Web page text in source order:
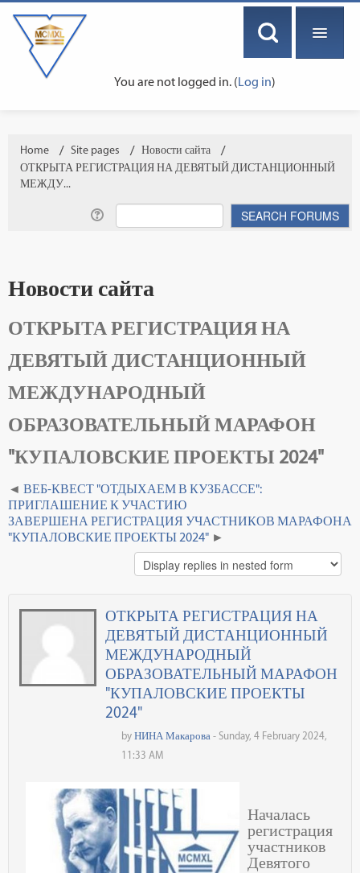
You are not logged in. (Log in)
Home → Site pages → Новости сайта
→
ОТКРЫТА РЕГИСТРАЦИЯ НА ДЕВЯТЫЙ ДИСТАНЦИОННЫЙ
МЕЖДУ...
Новости сайта
ОТКРЫТА РЕГИСТРАЦИЯ НА
ДЕВЯТЫЙ ДИСТАНЦИОННЫЙ
МЕЖДУНАРОДНЫЙ
ОБРАЗОВАТЕЛЬНЫЙ МАРАФОН
"КУПАЛОВСКИЕ ПРОЕКТЫ 2024"
ВЕБ-КВЕСТ "ОТДЫХАЕМ В КУЗБАССЕ":
ПРИГЛАШЕНИЕ К УЧАСТИЮ
ЗАВЕРШЕНА РЕГИСТРАЦИЯ УЧАСТНИКОВ МАРАФОНА
"КУПАЛОВСКИЕ ПРОЕКТЫ 2024"
ОТКРЫТА РЕГИСТРАЦИЯ НА
ДЕВЯТЫЙ ДИСТАНЦИОННЫЙ
МЕЖДУНАРОДНЫЙ
ОБРАЗОВАТЕЛЬНЫЙ МАРАФОН
"КУПАЛОВСКИЕ ПРОЕКТЫ
2024"
by НИНА Макарова - Sunday, 4 February 2024,
11:33 AM
Началась
регистрация
участников
Девятого